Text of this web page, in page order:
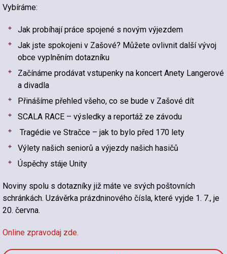
Vybíráme:
Jak probíhají práce spojené s novým výjezdem
Jak jste spokojeni v Zašové? Můžete ovlivnit další vývoj
obce vyplněním dotazníku
Začínáme prodávat vstupenky na koncert Anety Langerové
a divadla
Přinášíme přehled všeho, co se bude v Zašové dít
SCALA RACE – výsledky a reportáž ze závodu
Tragédie ve Stračce – jak to bylo před 170 lety
Výlety našich seniorů a výjezdy našich hasičů
Úspěchy stáje Unity
Noviny spolu s dotazníky již máte ve svých poštovních
schránkách. Uzávěrka prázdninového čísla, které vyjde 1. 7., je
20. června.
Online zpravodaj zde.